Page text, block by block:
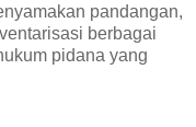
pandangan,
berbagai
pidana yang